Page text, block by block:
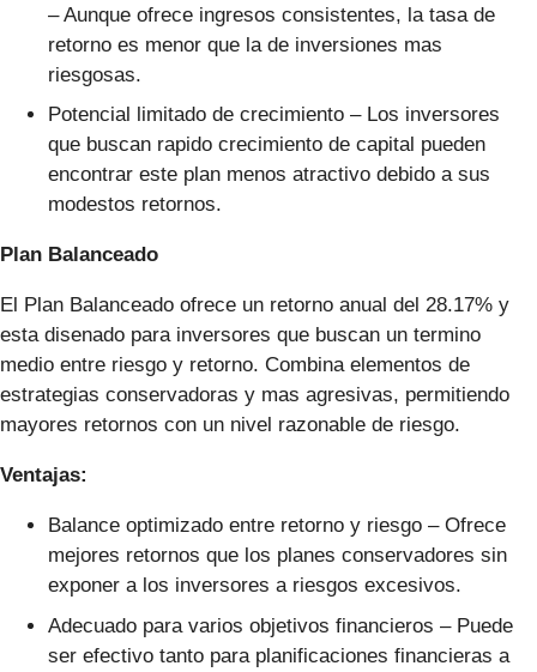
– Aunque ofrece ingresos consistentes, la tasa de
retorno es menor que la de inversiones mas
riesgosas.
Potencial limitado de crecimiento – Los inversores
que buscan rapido crecimiento de capital pueden
encontrar este plan menos atractivo debido a sus
modestos retornos.
Plan Balanceado
El Plan Balanceado ofrece un retorno anual del 28.17% y
esta disenado para inversores que buscan un termino
medio entre riesgo y retorno. Combina elementos de
estrategias conservadoras y mas agresivas, permitiendo
mayores retornos con un nivel razonable de riesgo.
Ventajas:
Balance optimizado entre retorno y riesgo – Ofrece
mejores retornos que los planes conservadores sin
exponer a los inversores a riesgos excesivos.
Adecuado para varios objetivos financieros – Puede
ser efectivo tanto para planificaciones financieras a